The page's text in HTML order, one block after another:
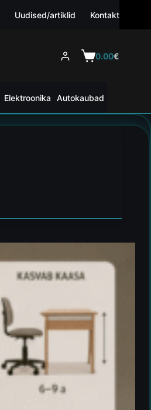
Uudised/artiklid Kontakt
0.00€
Elektroonika Autokaubad